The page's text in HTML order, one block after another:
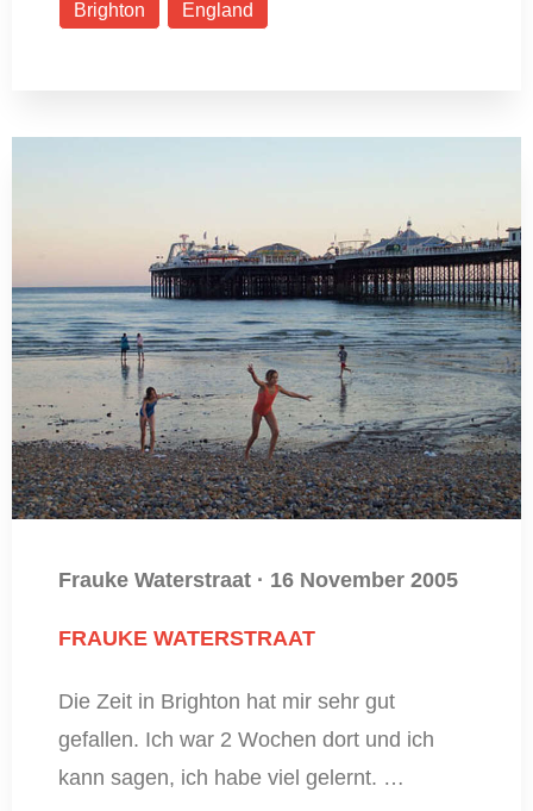
Brighton England
Frauke Waterstraat · 16 November 2005
FRAUKE WATERSTRAAT
Die Zeit in Brighton hat mir sehr gut
gefallen. Ich war 2 Wochen dort und ich
kann sagen, ich habe viel gelernt. …